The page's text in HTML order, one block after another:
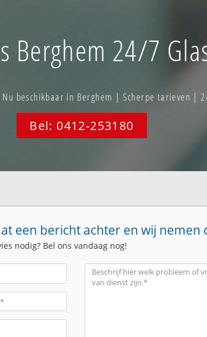
Berghem 24/7
beschikbaar in Berghem | Scherpe tarieven |
Bel: 0412-253180
een bericht achter en wij nemen
nodig? Bel ons vandaag nog!